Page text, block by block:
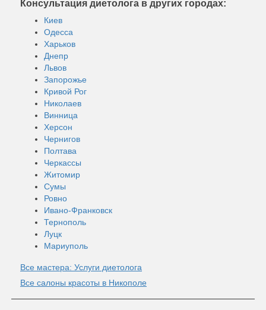
Консультация диетолога в других городах:
Киев
Одесса
Харьков
Днепр
Львов
Запорожье
Кривой Рог
Николаев
Винница
Херсон
Чернигов
Полтава
Черкассы
Житомир
Сумы
Ровно
Ивано-Франковск
Тернополь
Луцк
Мариуполь
Все мастера: Услуги диетолога
Все салоны красоты в Никополе